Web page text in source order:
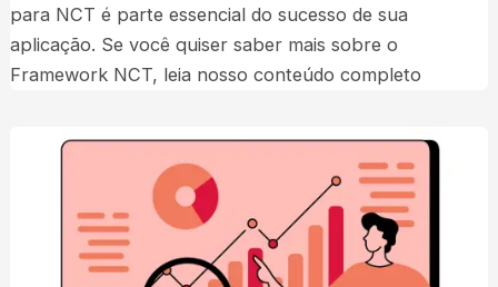
para NCT é parte essencial do sucesso de sua
aplicação. Se você quiser saber mais sobre o
Framework NCT, leia nosso conteúdo completo